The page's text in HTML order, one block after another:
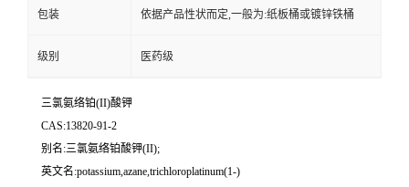
包装 依据产品性状而定,一般为:纸板桶或镀锌铁桶
级别 医药级
三氯氨络铂(II)酸钾
CAS:13820-91-2
别名:三氯氨络铂酸钾(II);
英文名:potassium,azane,trichloroplatinum(1-)